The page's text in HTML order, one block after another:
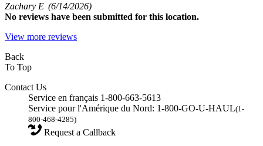
Zachary E (6/14/2026)
No reviews have been submitted for this location.
View more reviews
Back
To Top
Contact Us
Service en français 1-800-663-5613
Service pour l'Amérique du Nord: 1-800-GO-U-HAUL(1-
800-468-4285)
Request a Callback